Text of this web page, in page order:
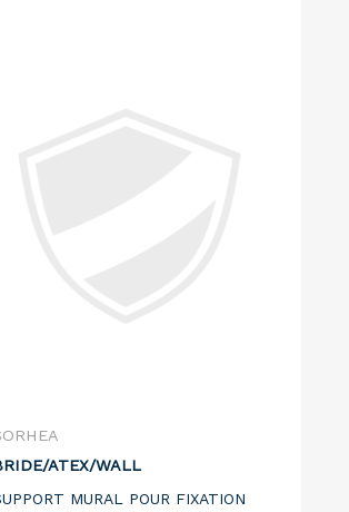
ATEX/WALL
MURAL POUR FIXATION